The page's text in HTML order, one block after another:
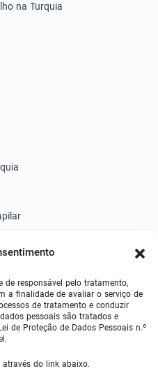
de responsável pelo tratamento,
a finalidade de avaliar o serviço de
de tratamento e conduzir
pessoais são tratados e
de Proteção de Dados Pessoais n.º
do link abaixo.
na Turquia